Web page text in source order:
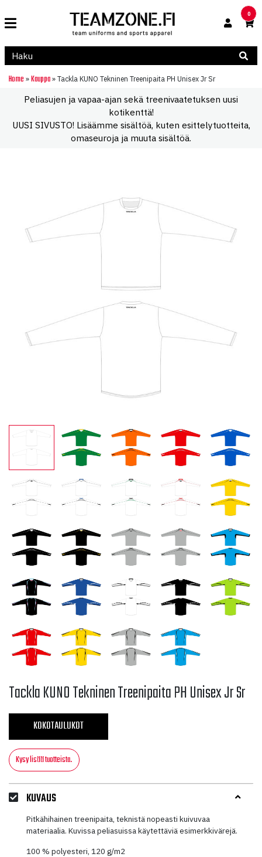
0
Home » Kauppa » Tackla KUNO Tekninen Treenipaita PH Unisex Jr Sr
Peliasujen ja vapaa-ajan sekä treenivaatetuksen uusi
kotikenttä!
UUSI SIVUSTO! Lisäämme sisältöä, kuten esittelytuotteita,
omaseuroja ja muuta sisältöä.
Tackla KUNO Tekninen Treenipaita PH Unisex Jr Sr
KOKOTAULUKOT
Kysy lisää tuotteista.
KUVAUS
Pitkähihainen treenipaita, teknistä nopeasti kuivuvaa
materiaalia. Kuvissa peliasuissa käytettäviä esimerkkivärejä.
100 % polyesteri, 120 g/m2